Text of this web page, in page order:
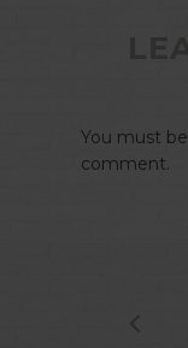
You must be
comment.